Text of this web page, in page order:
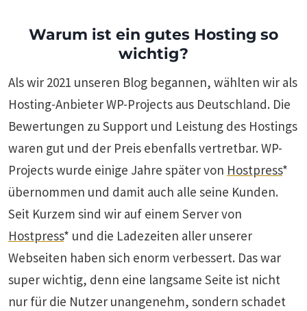
Warum ist ein gutes Hosting so
wichtig?
Als wir 2021 unseren Blog begannen, wählten wir als
Hosting-Anbieter WP-Projects aus Deutschland. Die
Bewertungen zu Support und Leistung des Hostings
waren gut und der Preis ebenfalls vertretbar. WP-
Projects wurde einige Jahre später von Hostpress*
übernommen und damit auch alle seine Kunden.
Seit Kurzem sind wir auf einem Server von
Hostpress* und die Ladezeiten aller unserer
Webseiten haben sich enorm verbessert. Das war
super wichtig, denn eine langsame Seite ist nicht
nur für die Nutzer unangenehm, sondern schadet